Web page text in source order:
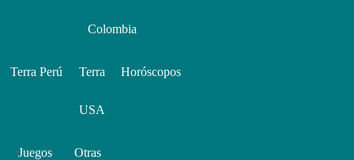
Colombia
Terra Perú Terra
USA
Horóscopos
Juegos Otras